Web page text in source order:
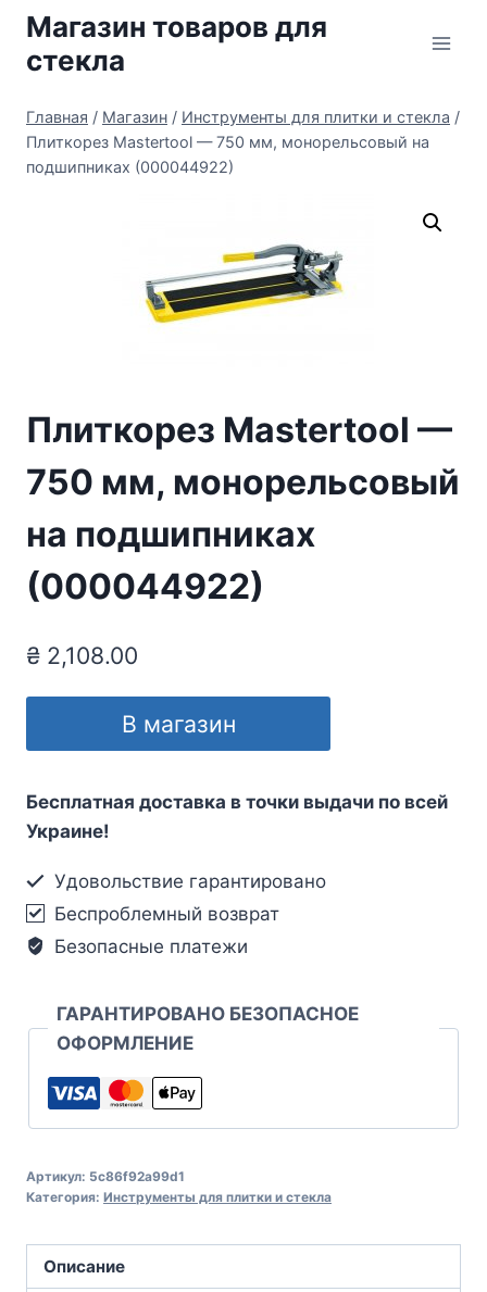
Перейти
содержимому
Магазин товаров для
стекла
Главная / Магазин / Инструменты для плитки и стекла /
Плиткорез Mastertool — 750 мм, монорельсовый на
подшипниках (000044922)
Плиткорез Mastertool —
750 мм, монорельсовый
на подшипниках
(000044922)
₴ 2,108.00
В магазин
Бесплатная доставка в точки выдачи по всей
Украине!
Удовольствие гарантировано
Беспроблемный возврат
Безопасные платежи
ГАРАНТИРОВАНО БЕЗОПАСНОЕ
ОФОРМЛЕНИЕ
Артикул: 5c86f92a99d1
Категория: Инструменты для плитки и стекла
Описание